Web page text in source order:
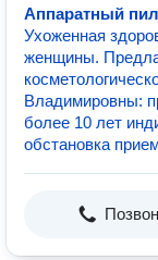
Аппаратный
Ухоженная
женщины.
Владимировны:
более 10 лет
обстановка